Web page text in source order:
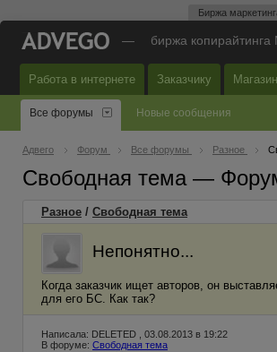
Биржа
— биржа
Работа в интернете Заказчику
Все форумы Новые сообщения
Адвего Форум Все форумы Разное
Свободная тема —
Разное / Свободная тема
Непонятно...
Когда заказчик ищет авторов, он
для его БС. Как так?
Написала: DELETED , 03.08.2013 в 19:22
В форуме: Свободная тема